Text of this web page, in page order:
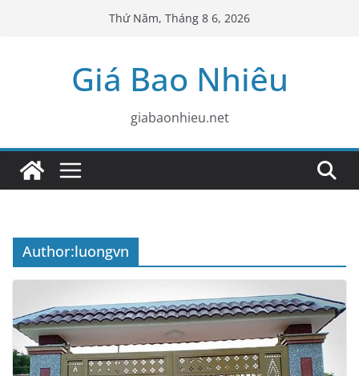
Thứ Năm, Tháng 8 6, 2026
Giá Bao Nhiêu
giabaonhieu.net
Author:luongvn